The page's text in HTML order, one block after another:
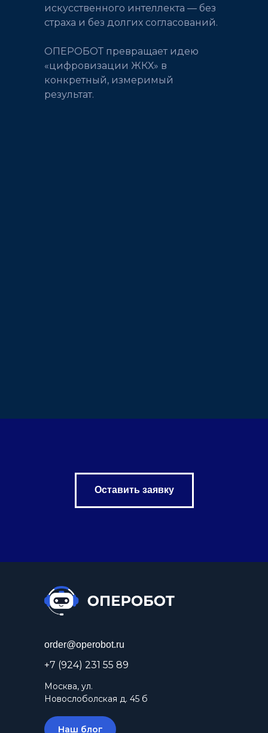
искусственного интеллекта — без
страха и без долгих согласований.
ОПЕРОБОТ превращает идею
«цифровизации ЖКХ» в
конкретный, измеримый
результат.
Оставить заявку
Москва, ул.
Новослоболская д. 45 б
+7 (924) 231 55 89
order@operobot.ru
Наш блог